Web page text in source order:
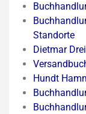
Standorte
Dietmar
Hundt